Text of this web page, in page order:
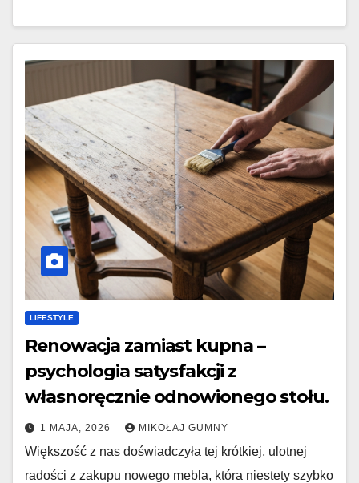
LIFESTYLE
Renowacja zamiast kupna –
psychologia satysfakcji z
własnoręcznie odnowionego stołu.
1 MAJA, 2026 MIKOŁAJ GUMNY
Większość z nas doświadczyła tej krótkiej, ulotnej
radości z zakupu nowego mebla, która niestety szybko